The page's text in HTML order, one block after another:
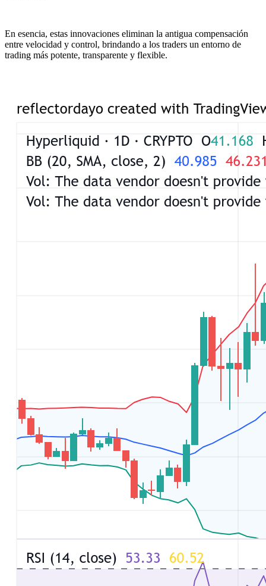
En esencia, estas innovaciones eliminan la antigua compensación
entre velocidad y control, brindando a los traders un entorno de
trading más potente, transparente y flexible.